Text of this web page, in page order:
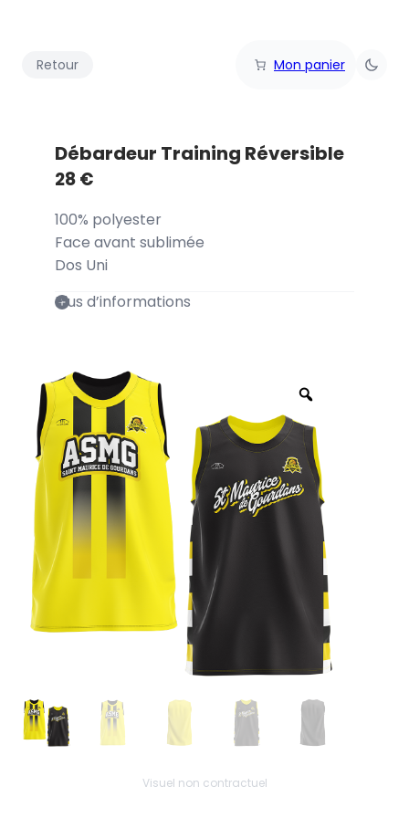
Retour Mon panier
Débardeur Training Réversible
28€
100% polyester
Face avant sublimée
Dos Uni
Plus d’informations
Visuel non contractuel